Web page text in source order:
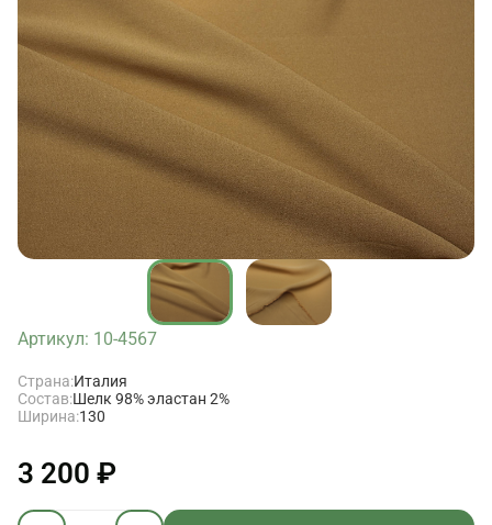
Артикул: 10-4567
Страна:Италия
Состав:Шелк 98% эластан 2%
Ширина:130
3 200 ₽